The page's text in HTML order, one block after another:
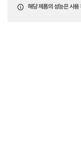
해당 제품의 성능은 사용